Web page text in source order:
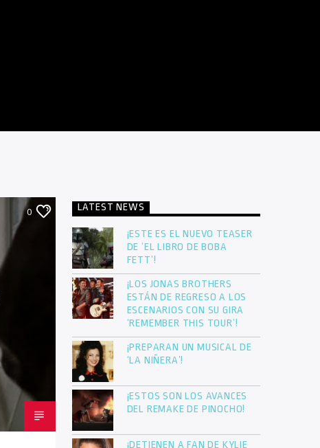
0 LATEST NEWS
¡ESTE ES EL NUEVO TEASER
DE ‘EL LIBRO DE BOBA
FETT’!
¡LOS JONAS BROTHERS
ESTÁN DE REGRESO A LOS
ESCENARIOS CON SU GIRA
‘REMEMBER THIS TOUR’!
¡PREPARAN UN MUSICAL DE
‘LA NIÑERA’!
¡ESTOS SON LOS AVANCES
DEL REMAKE DE PINOCHO!
¡DETIENEN A FAN DE KYLIE